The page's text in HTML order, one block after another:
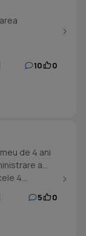
10 0
de 4 ani
a
4...
5 0